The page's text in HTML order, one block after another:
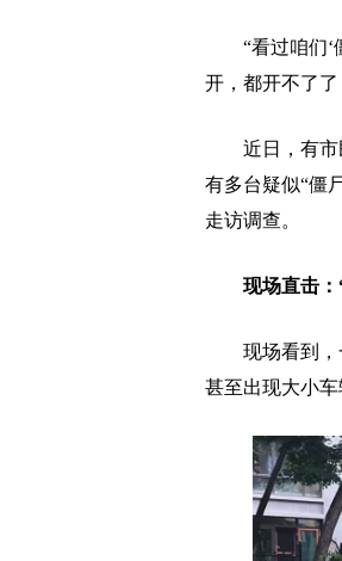
“看过咱们‘僵
开，都开不了
近日，有市民
有多台疑似“僵
走访调查。
现场直击
现场看到，一
甚至出现大小车